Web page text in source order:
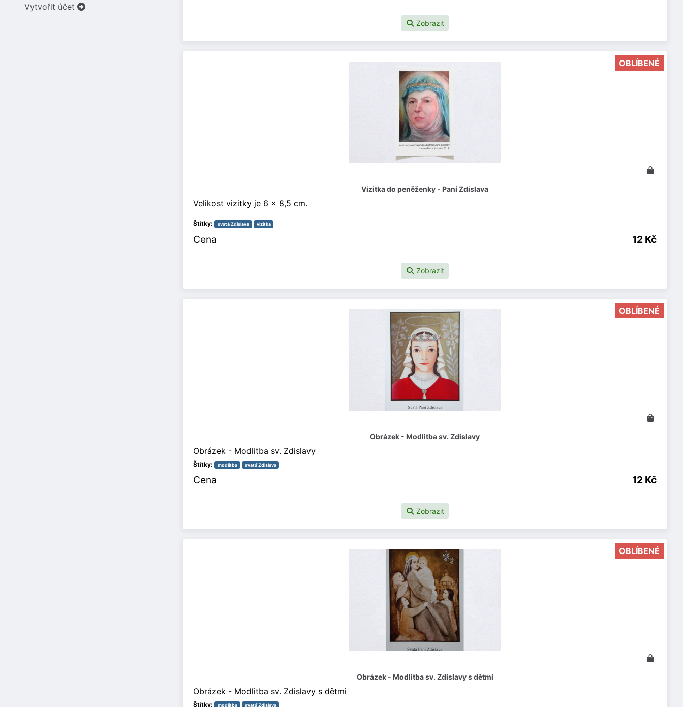
Vytvořit účet
Zobrazit
OBLÍBENÉ
Vizitka do peněženky - Paní Zdislava
Velikost vizitky je 6 x 8,5 cm.
Štítky: svatá Zdislava vizitka
Cena 12 Kč
Zobrazit
OBLÍBENÉ
Obrázek - Modlitba sv. Zdislavy
Obrázek - Modlitba sv. Zdislavy
Štítky: modlitba svatá Zdislava
Cena 12 Kč
Zobrazit
OBLÍBENÉ
Obrázek - Modlitba sv. Zdislavy s dětmi
Obrázek - Modlitba sv. Zdislavy s dětmi
Štítky: modlitba svatá Zdislava